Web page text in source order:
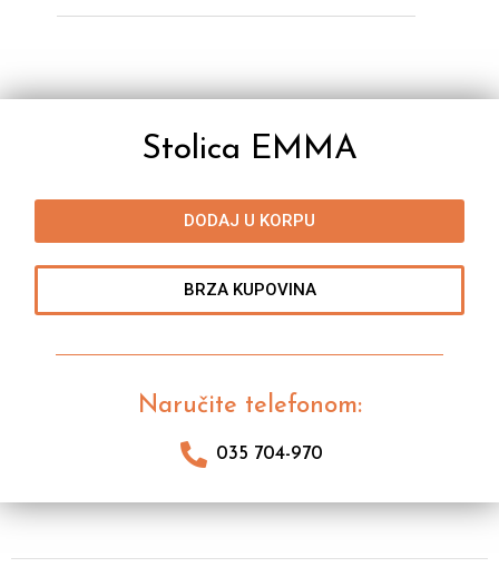
Stolica EMMA
DODAJ U KORPU
BRZA KUPOVINA
Naručite telefonom:
035 704-970